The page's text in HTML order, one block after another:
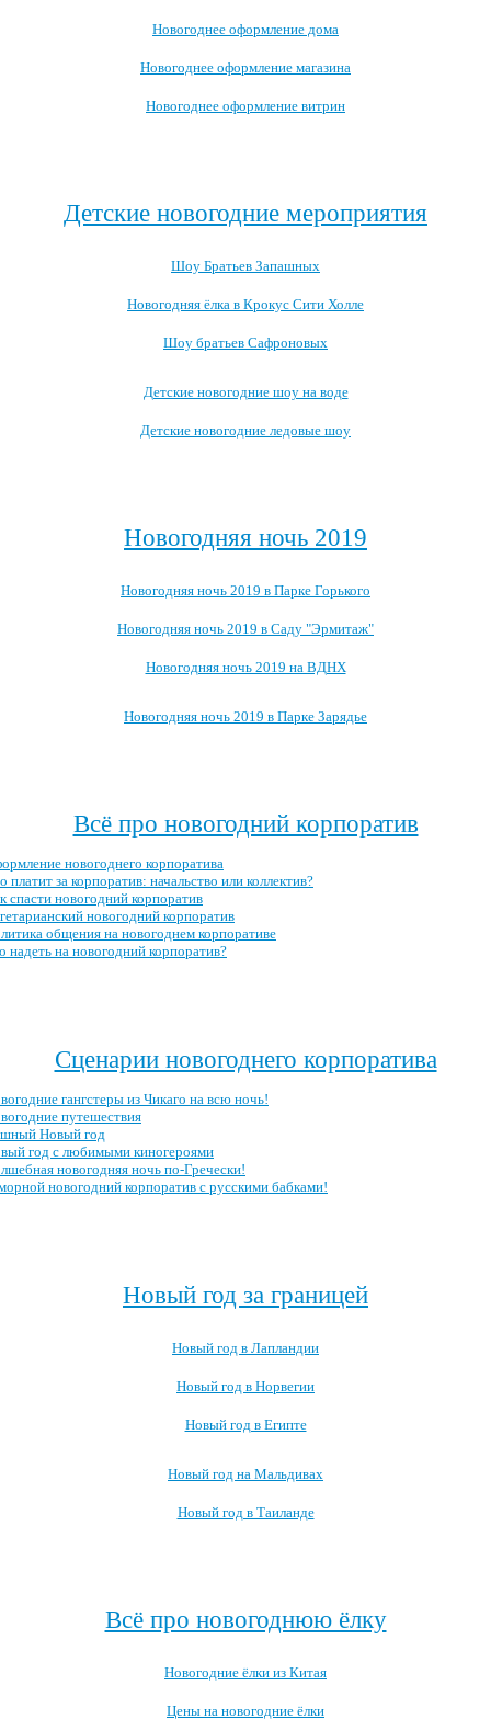
Новогоднее оформление дома
Новогоднее оформление магазина
Новогоднее оформление витрин
Детские новогодние мероприятия
Шоу Братьев Запашных
Новогодняя ёлка в Крокус Сити Холле
Шоу братьев Сафроновых
Детские новогодние шоу на воде
Детские новогодние ледовые шоу
Новогодняя ночь 2019
Новогодняя ночь 2019 в Парке Горького
Новогодняя ночь 2019 в Саду "Эрмитаж"
Новогодняя ночь 2019 на ВДНХ
Новогодняя ночь 2019 в Парке Зарядье
Всё про новогодний корпоратив
новогоднего корпоратива
платит за корпоратив: начальство или коллектив?
спасти новогодний корпоратив
новогодний корпоратив
общения на новогоднем корпоративе
надеть на новогодний корпоратив?
Сценарии новогоднего корпоратива
гангстеры из Чикаго на всю ночь!
путешествия
Новый год
год с любимыми киногероями
новогодняя ночь по-Гречески!
новогодний корпоратив с русскими бабками!
Новый год за границей
Новый год в Лапландии
Новый год в Норвегии
Новый год в Египте
Новый год на Мальдивах
Новый год в Таиланде
Всё про новогоднюю ёлку
Новогодние ёлки из Китая
Цены на новогодние ёлки